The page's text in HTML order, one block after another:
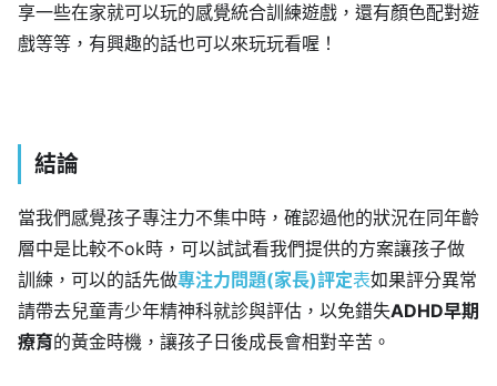
享一些在家就可以玩的感覺統合訓練遊戲，還有顏色配對遊
戲等等，有興趣的話也可以來玩玩看喔！
結論
當我們感覺孩子專注力不集中時，確認過他的狀況在同年齡
層中是比較不ok時，可以試試看我們提供的方案讓孩子做
訓練，可以的話先做專注力問題(家長)評定表如果評分異常
請帶去兒童青少年精神科就診與評估，以免錯失ADHD早期
療育的黃金時機，讓孩子日後成長會相對辛苦。